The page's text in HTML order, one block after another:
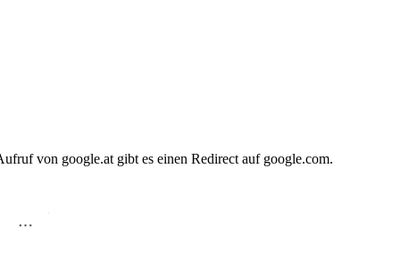
von google.at gibt es einen Redirect auf google.com.